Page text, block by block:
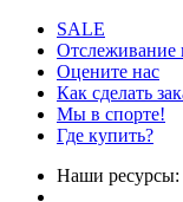
SALE
Отслеживание
Оцените нас
Как сделать
Мы в спорте!
Где купить?
Наши ресурсы: